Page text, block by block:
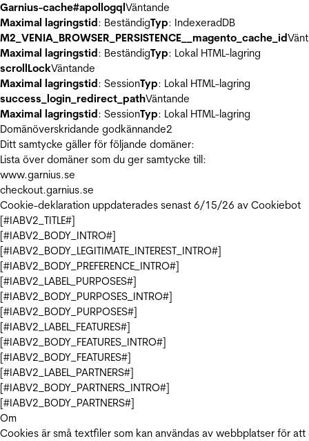
Garnius-cache#apollogqlVäntande
Maximal lagringstid: BeständigTyp: IndexeradDB
M2_VENIA_BROWSER_PERSISTENCE__magento_cache_id
Maximal lagringstid: BeständigTyp: Lokal HTML-lagring
scrollLockVäntande
Maximal lagringstid: SessionTyp: Lokal HTML-lagring
success_login_redirect_pathVäntande
Maximal lagringstid: SessionTyp: Lokal HTML-lagring
Domänöverskridande godkännande2
Ditt samtycke gäller för följande domäner:
Lista över domäner som du ger samtycke till:
www.garnius.se
checkout.garnius.se
Cookie-deklaration uppdaterades senast 6/15/26 av Cookiebot
[#IABV2_TITLE#]
[#IABV2_BODY_INTRO#]
[#IABV2_BODY_LEGITIMATE_INTEREST_INTRO#]
[#IABV2_BODY_PREFERENCE_INTRO#]
[#IABV2_LABEL_PURPOSES#]
[#IABV2_BODY_PURPOSES_INTRO#]
[#IABV2_BODY_PURPOSES#]
[#IABV2_LABEL_FEATURES#]
[#IABV2_BODY_FEATURES_INTRO#]
[#IABV2_BODY_FEATURES#]
[#IABV2_LABEL_PARTNERS#]
[#IABV2_BODY_PARTNERS_INTRO#]
[#IABV2_BODY_PARTNERS#]
Om
Cookies är små textfiler som kan användas av webbplatser för att